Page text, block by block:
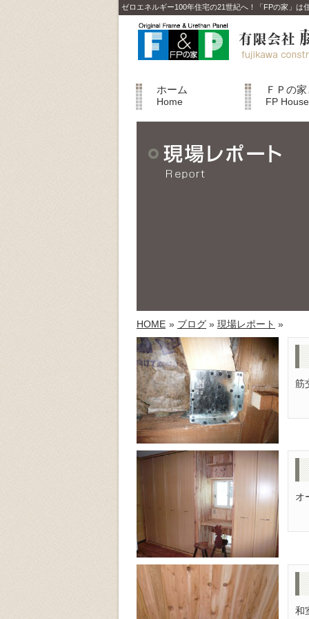
ゼロエネルギー100年住宅の21世紀へ！「FPの家」は
ホーム
Home
ＦＰの
FP House
HOME » ブログ » 現場レポート »
筋
オ
和